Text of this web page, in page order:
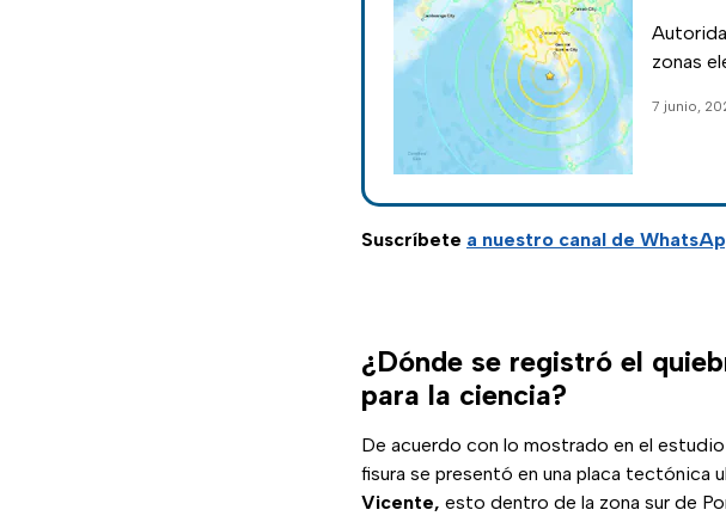
zonas
7 junio,
Suscríbete a nuestro canal de
¿Dónde se registró el
para la ciencia?
De acuerdo con lo mostrado en el
fisura se presentó en una placa tectónica
Vicente, esto dentro de la zona sur de